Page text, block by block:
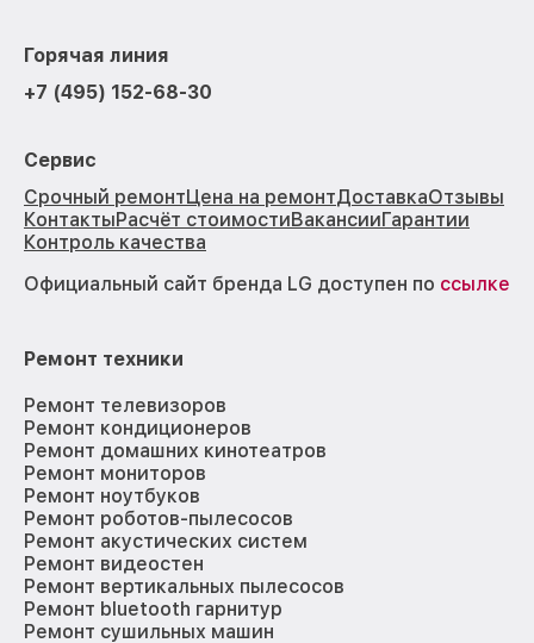
Горячая линия
+7 (495) 152-68-30
Сервис
Срочный ремонтЦена на ремонтДоставкаОтзывы
КонтактыРасчёт стоимостиВакансииГарантии
Контроль качества
Официальный сайт бренда LG доступен по ссылке
Ремонт техники
Ремонт телевизоров
Ремонт кондиционеров
Ремонт домашних кинотеатров
Ремонт мониторов
Ремонт ноутбуков
Ремонт роботов-пылесосов
Ремонт акустических систем
Ремонт видеостен
Ремонт вертикальных пылесосов
Ремонт bluetooth гарнитур
Ремонт сушильных машин